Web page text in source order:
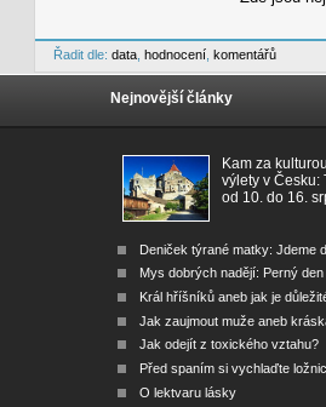
Řadit dle: data, hodnocení, komentářů
Nejnovější články
Kam za
výlety v Česku:
od 10. do 16.
Deniček týrané matky: Jdeme
Mys dobrých nadějí: Perný den
Král hříšníků aneb jak je
Jak zaujmout muže aneb
Jak odejít z toxického vztahu?
Před spaním si vychlaďte
O lektvaru lásky